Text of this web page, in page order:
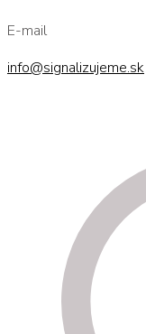
E-mail
info@signalizujeme.sk